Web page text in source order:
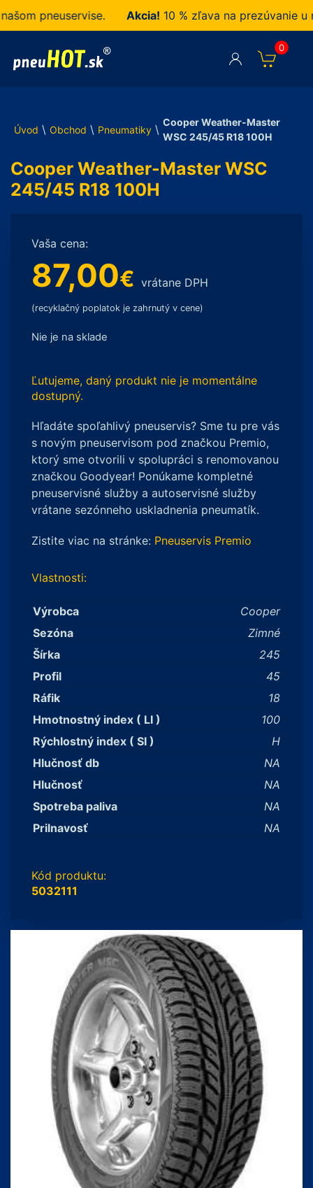
pneuservise. Akcia!10 % zľava na prezúvanie u
0
Úvod \ Obchod \ Pneumatiky \
Cooper Weather-Master
WSC 245/45 R18 100H
Cooper Weather-Master WSC
245/45 R18 100H
Vaša cena:
87,00€ vrátane DPH
(recyklačný poplatok je zahrnutý v cene)
Nie je na sklade
Ľutujeme, daný produkt nie je momentálne
dostupný.
Hľadáte spoľahlivý pneuservis? Sme tu pre vás
s novým pneuservisom pod značkou Premio,
ktorý sme otvorili v spolupráci s renomovanou
značkou Goodyear! Ponúkame kompletné
pneuservisné služby a autoservisné služby
vrátane sezónneho uskladnenia pneumatík.
Zistite viac na stránke: Pneuservis Premio
Vlastnosti:
Výrobca
Cooper
Sezóna
Zimné
Šírka
245
Profil
45
Ráfik
18
Hmotnostný index ( LI )
100
Rýchlostný index ( SI )
H
Hlučnosť db
NA
Hlučnosť
NA
Spotreba paliva
NA
Prilnavosť
NA
Kód produktu:
5032111